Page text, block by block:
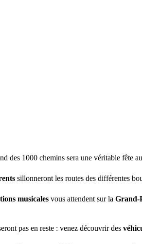
des 1000 chemins sera une véritable fête
sillonneront les routes des différentes
musicales vous attendent sur la Grand-
pas en reste : venez découvrir des